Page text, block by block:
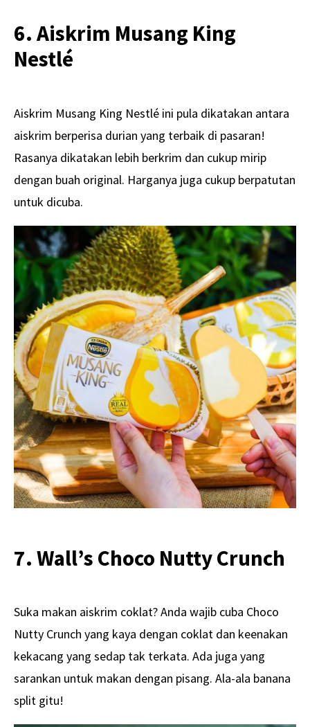
6. Aiskrim Musang King
Nestlé
Aiskrim Musang King Nestlé ini pula dikatakan antara
aiskrim berperisa durian yang terbaik di pasaran!
Rasanya dikatakan lebih berkrim dan cukup mirip
dengan buah original. Harganya juga cukup berpatutan
untuk dicuba.
7. Wall’s Choco Nutty Crunch
Suka makan aiskrim coklat? Anda wajib cuba Choco
Nutty Crunch yang kaya dengan coklat dan keenakan
kekacang yang sedap tak terkata. Ada juga yang
sarankan untuk makan dengan pisang. Ala-ala banana
split gitu!